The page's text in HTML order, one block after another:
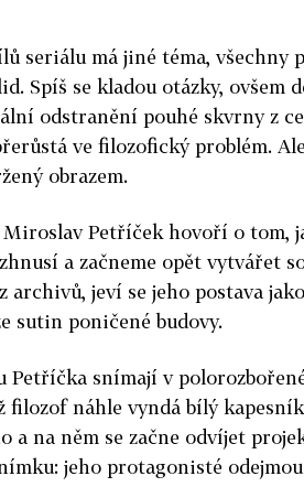
seriálu má jiné téma, všechny
Spíš se kladou otázky, ovšem
odstranění pouhé skvrny z
ve filozofický problém.
obrazem.
Petříček hovoří o tom,
a začneme opět vytvářet
archivů, jeví se jeho postava
sutin poničené budovy.
Petříčka snímají v
filozof náhle vyndá bílý
a na něm se začne odvíjet
jeho protagonisté odejmou